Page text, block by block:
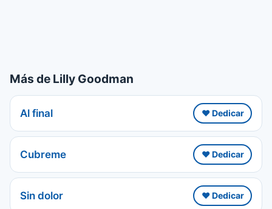
Más de Lilly Goodman
Al final ❤️ Dedicar
Cubreme ❤️ Dedicar
Sin dolor ❤️ Dedicar